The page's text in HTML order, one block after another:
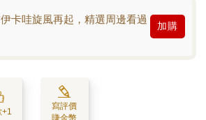
卡哇旋風再起，精選周邊看過
加購
+1
寫評價
賺金幣